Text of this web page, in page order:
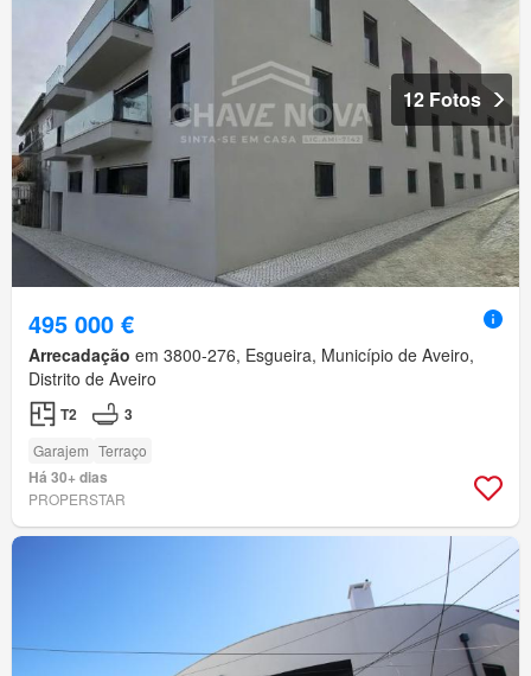
12 Fotos
495 000 €
Arrecadação em 3800-276, Esgueira, Município de Aveiro,
Distrito de Aveiro
T2 3
Garajem Terraço
Há 30+ dias
PROPERSTAR